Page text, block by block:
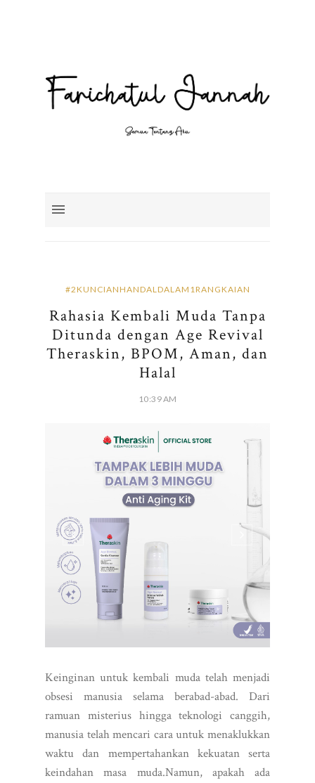
#2KUNCIANHANDALDALAM1RANGKAIAN
Rahasia Kembali Muda Tanpa
Ditunda dengan Age Revival
Theraskin, BPOM, Aman, dan
Halal
10:39 AM
Keinginan untuk kembali muda telah menjadi
obsesi manusia selama berabad-abad. Dari
ramuan misterius hingga teknologi canggih,
manusia telah mencari cara untuk menaklukkan
waktu dan mempertahankan kekuatan serta
keindahan masa muda.Namun, apakah ada